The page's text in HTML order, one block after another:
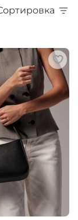
Сортировка